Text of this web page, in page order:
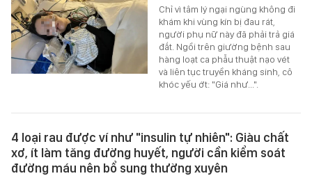
Chỉ vì tâm lý ngại ngùng không đi
khám khi vùng kín bị đau rát,
người phụ nữ này đã phải trả giá
đắt. Ngồi trên giường bệnh sau
hàng loạt ca phẫu thuật nạo vét
và liên tục truyền kháng sinh, cô
khóc yếu ớt: "Giá như...".
4 loại rau được ví như "insulin tự nhiên": Giàu chất
xơ, ít làm tăng đường huyết, người cần kiểm soát
đường máu nên bổ sung thường xuyên